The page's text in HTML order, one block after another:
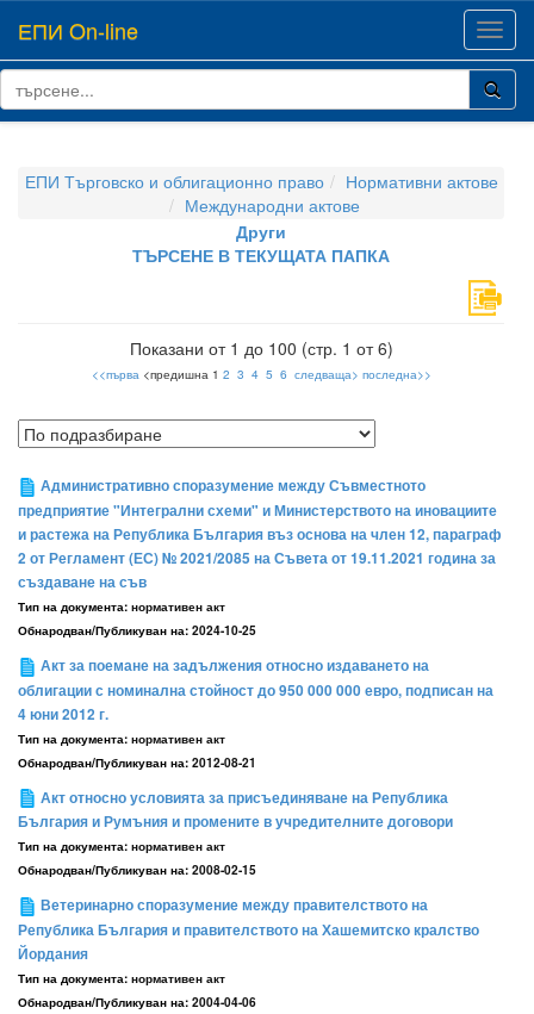
ЕПИ On-line
ЕПИ Търговско и облигационно право
Нормативни актове
Международни актове
Други
ТЪРСЕНЕ В ТЕКУЩАТА ПАПКА
Показани от 1 до 100 (стр. 1 от 6)
<<първа<предишна 1 2 3 4 5 6 следваща> последна>>
Административно споразумение между Съвместното
предприятие "Интегрални схеми" и Министерството на иновациите
и растежа на Република България въз основа на член 12, параграф
2 от Регламент (ЕС) № 2021/2085 на Съвета от 19.11.2021 година за
създаване на съв
Тип на документа: нормативен акт
Обнародван/Публикуван на: 2024-10-25
Акт за поемане на задължения относно издаването на
облигации с номинална стойност до 950 000 000 евро, подписан на
4 юни 2012 г.
Тип на документа: нормативен акт
Обнародван/Публикуван на: 2012-08-21
Акт относно условията за присъединяване на Република
България и Румъния и промените в учредителните договори
Тип на документа: нормативен акт
Обнародван/Публикуван на: 2008-02-15
Ветеринарно споразумение между правителството на
Република България и правителството на Хашемитско кралство
Йордания
Тип на документа: нормативен акт
Обнародван/Публикуван на: 2004-04-06